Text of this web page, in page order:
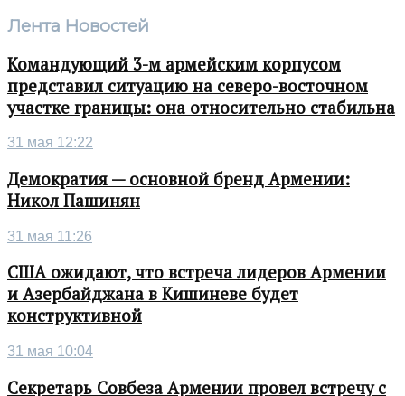
Лента Новостей
Командующий 3-м армейским корпусом
представил ситуацию на северо-восточном
участке границы: она относительно стабильна
31 мая 12:22
Демократия — основной бренд Армении:
Никол Пашинян
31 мая 11:26
США ожидают, что встреча лидеров Армении
и Азербайджана в Кишиневе будет
конструктивной
31 мая 10:04
Секретарь Совбеза Армении провел встречу с